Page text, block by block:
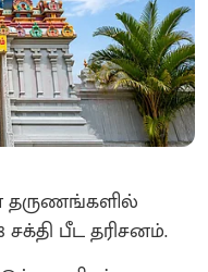
தருணங்களில்
பீட தரிசனம்.